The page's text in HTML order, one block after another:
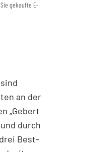
gekaufte E-
an der
„Gebert
durch
drei Best­